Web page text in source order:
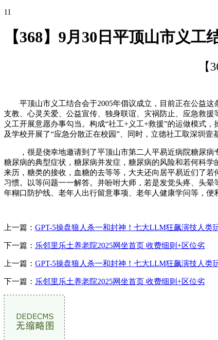
11
【368】9月30日平顶山市义
平顶山市义工结合会于2005年倡议成立，目前正在公益这
支教、心灵关爱、公益宣传、独身联谊、灾祸防止、应急救
义工开展意愿办事勾当。构成“社工+义工+救援”的运做模式
及学校开展了“应急分散正在校园”、同时，立德社工取深圳
，很是侥幸地邀请到了平顶山市第二人平易近病院糖尿病
糖尿病的典型症状，糖尿病并发症，糖尿病的风险和若何科
来历，糖类的接收，血糖的去等等，大夫还向居平易近们了
习惯。以等问题一一解答。并吩咐大师，若是发觉头疼、头
年糊口防护线、老年人出行留意事项、老年人健康学问等，
上一篇： GPT-5操盘狼人杀一和封神！七大LLM狂飙演技人类
下一篇： 乐邻里乐土养老院2025网坐首页 收费细则+区位劣
上一篇： GPT-5操盘狼人杀一和封神！七大LLM狂飙演技人类
下一篇： 乐邻里乐土养老院2025网坐首页 收费细则+区位劣